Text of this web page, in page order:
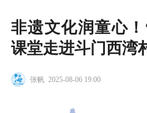
非遗文化润童心
课堂走进斗门西湾
张帆 2025-08-06 19:00